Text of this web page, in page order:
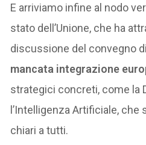
E arriviamo infine al nodo
stato dell’Unione, che ha
discussione del convegno
mancata integrazione
strategici concreti, come la
l’Intelligenza Artificiale,
chiari a tutti.